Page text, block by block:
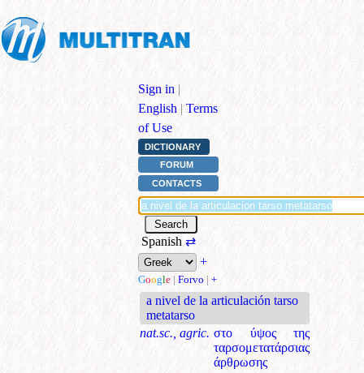
Sign in |
English | Terms
of Use
DICTIONARY
FORUM
CONTACTS
Spanish ⇄
+
Google | Forvo | +
a nivel de la articulación tarso
metatarso
nat.sc., agric. στο ύψος της
ταρσομετατάρσιας
άρθρωσης